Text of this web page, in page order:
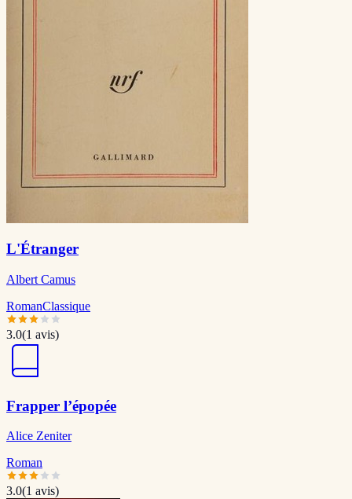
L'Étranger
Albert Camus
RomanClassique
3.0(1 avis)
Frapper l’épopée
Alice Zeniter
Roman
3.0(1 avis)